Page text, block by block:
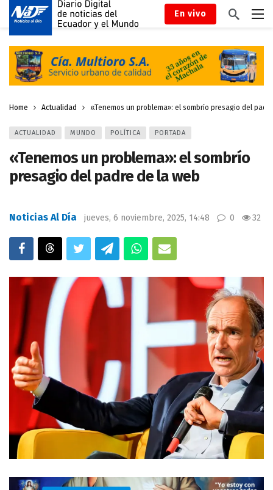
En vivo
Home Actualidad «Tenemos un problema»: el sombrío presagio del
ACTUALIDAD MUNDO POLÍTICA PORTADA
«Tenemos un problema»: el sombrío
presagio del padre de la web
Noticias Al Día jueves, 6 noviembre, 2025, 14:48 0 32